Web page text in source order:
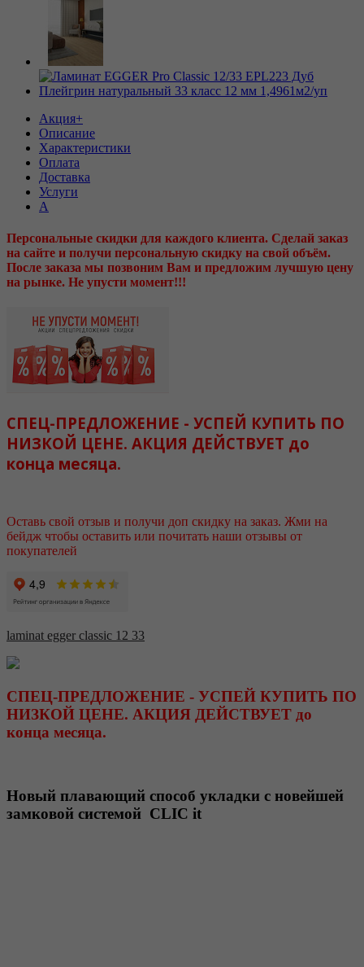
Акция+
Описание
Характеристики
Оплата
Доставка
Услуги
А
Персональные скидки для каждого клиента. Сделай заказ
на сайте и получи персональную скидку на свой объём.
После заказа мы позвоним Вам и предложим лучшую цену
на рынке. Не упусти момент!!!
СПЕЦ-ПРЕДЛОЖЕНИЕ - УСПЕЙ КУПИТЬ ПО
НИЗКОЙ ЦЕНЕ. АКЦИЯ ДЕЙСТВУЕТ до
конца месяца.
Оставь свой отзыв и получи доп скидку на заказ. Жми на
бейдж чтобы оставить или почитать наши отзывы от
покупателей
laminat egger classic 12 33
СПЕЦ-ПРЕДЛОЖЕНИЕ - УСПЕЙ КУПИТЬ ПО
НИЗКОЙ ЦЕНЕ. АКЦИЯ ДЕЙСТВУЕТ до
конца месяца.
Новый плавающий способ укладки с новейшей
замковой системой CLIC it